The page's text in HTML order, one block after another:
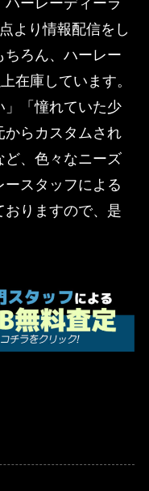
より情報配信をし
ちろん、ハーレー
在庫しています。
」「憧れていた少
からカスタムされ
ど、色々なニーズ
スタッフによる
りますので、是